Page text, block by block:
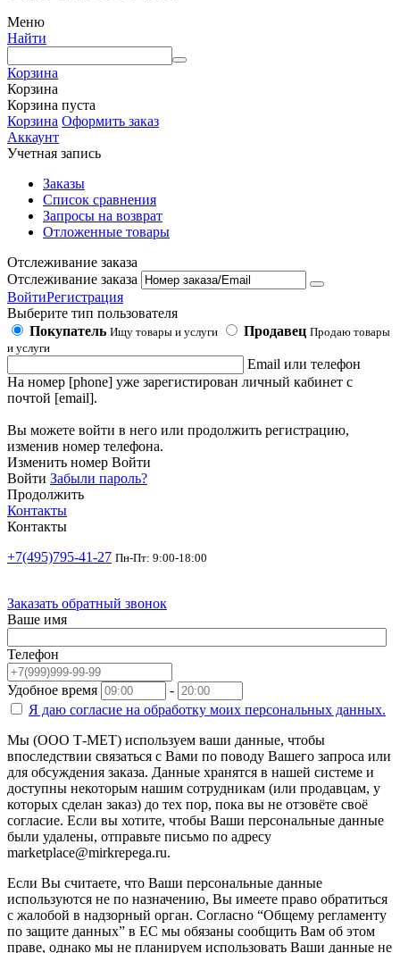
Меню
Найти
Корзина
Корзина
Корзина пуста
Корзина Оформить заказ
Аккаунт
Учетная запись
Заказы
Список сравнения
Запросы на возврат
Отложенные товары
Отслеживание заказа
Отслеживание заказа
ВойтиРегистрация
Выберите тип пользователя
Покупатель Ищу товары и услуги Продавец Продаю товары
и услуги
Email или телефон
На номер [phone] уже зарегистирован личный кабинет с
почтой [email].
Вы можете войти в него или продолжить регистрацию,
изменив номер телефона.
Изменить номер Войти
Войти Забыли пароль?
Продолжить
Контакты
Контакты
+7(495)795-41-27 Пн-Пт: 9:00-18:00
Заказать обратный звонок
Ваше имя
Телефон
Удобное время
-
Я даю согласие на обработку моих персональных данных.
Мы (ООО Т-МЕТ) используем ваши данные, чтобы
впоследствии связаться с Вами по поводу Вашего запроса или
для обсуждения заказа. Данные хранятся в нашей системе и
доступны некоторым нашим сотрудникам (или продавцам, у
которых сделан заказ) до тех пор, пока вы не отзовёте своё
согласие. Если вы хотите, чтобы Ваши персональные данные
были удалены, отправьте письмо по адресу
marketplace@mirkrepega.ru.
Если Вы считаете, что Ваши персональные данные
используются не по назначению, Вы имеете право обратиться
с жалобой в надзорный орган. Согласно “Общему регламенту
по защите данных” в ЕС мы обязаны сообщить Вам об этом
праве, однако мы не планируем использовать Ваши данные не